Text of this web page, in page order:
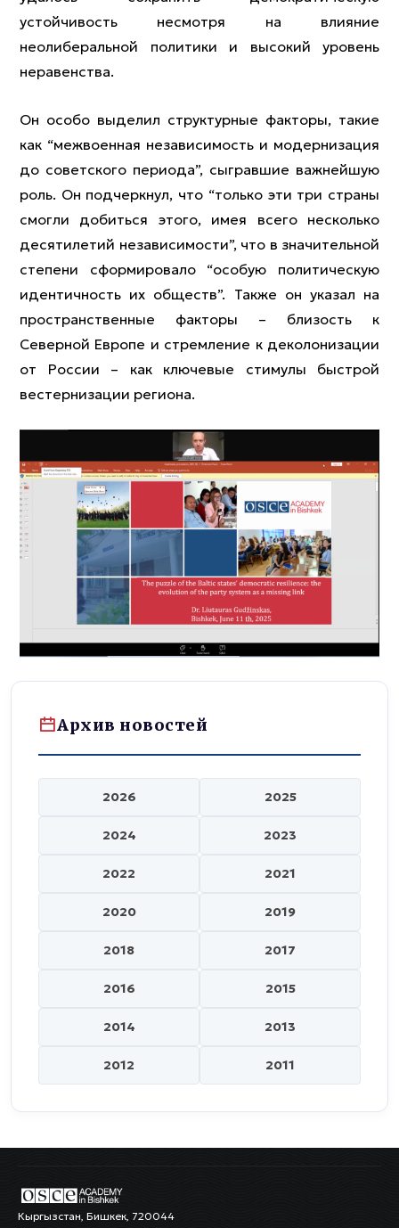
устойчивость несмотря на влияние
неолиберальной политики и высокий уровень
неравенства.
Он особо выделил структурные факторы, такие
как “межвоенная независимость и модернизация
до советского периода”, сыгравшие важнейшую
роль. Он подчеркнул, что “только эти три страны
смогли добиться этого, имея всего несколько
десятилетий независимости”, что в значительной
степени сформировало “особую политическую
идентичность их обществ”. Также он указал на
пространственные факторы – близость к
Северной Европе и стремление к деколонизации
от России – как ключевые стимулы быстрой
вестернизации региона.
Архив новостей
2026 2025
2024 2023
2022 2021
2020 2019
2018 2017
2016 2015
2014 2013
2012 2011
Кыргызстан, Бишкек, 720044